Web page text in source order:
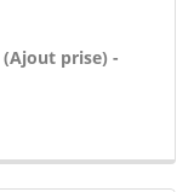
prise) -